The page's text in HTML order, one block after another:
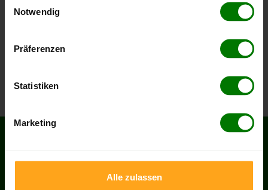
Notwendig
Präferenzen
Statistiken
Marketing
Alle zulassen
Quierschied
Saarbrücken
Völklingen